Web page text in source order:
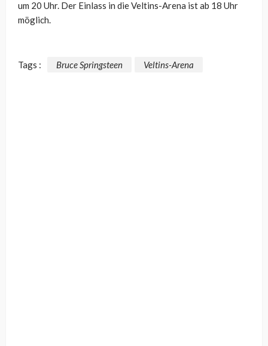
um 20 Uhr. Der Einlass in die Veltins-Arena ist ab 18 Uhr
möglich.
Tags : Bruce Springsteen Veltins-Arena